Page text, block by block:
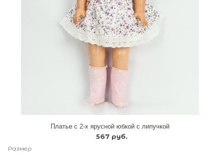
Платье с 2-х ярусной юбкой с липучкой
567 руб.
Размер